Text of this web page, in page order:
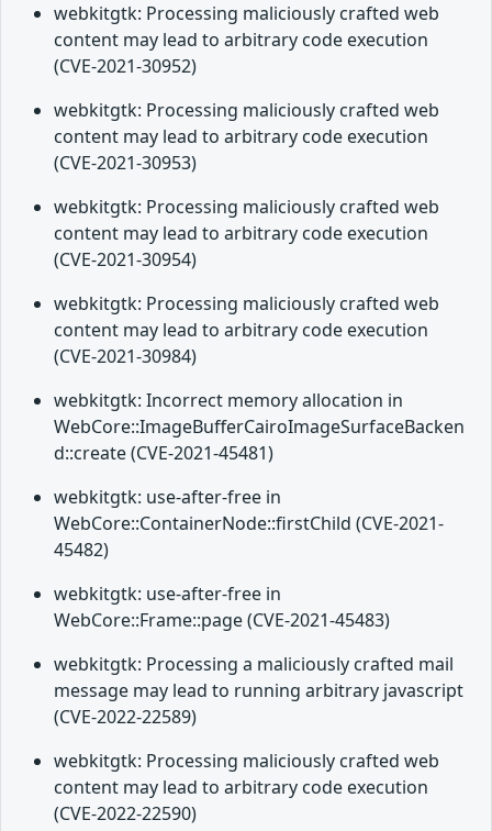
webkitgtk: Processing maliciously crafted web
content may lead to arbitrary code execution
(CVE-2021-30952)
webkitgtk: Processing maliciously crafted web
content may lead to arbitrary code execution
(CVE-2021-30953)
webkitgtk: Processing maliciously crafted web
content may lead to arbitrary code execution
(CVE-2021-30954)
webkitgtk: Processing maliciously crafted web
content may lead to arbitrary code execution
(CVE-2021-30984)
webkitgtk: Incorrect memory allocation in
WebCore::ImageBufferCairoImageSurfaceBacken
d::create (CVE-2021-45481)
webkitgtk: use-after-free in
WebCore::ContainerNode::firstChild (CVE-2021-
45482)
webkitgtk: use-after-free in
WebCore::Frame::page (CVE-2021-45483)
webkitgtk: Processing a maliciously crafted mail
message may lead to running arbitrary javascript
(CVE-2022-22589)
webkitgtk: Processing maliciously crafted web
content may lead to arbitrary code execution
(CVE-2022-22590)